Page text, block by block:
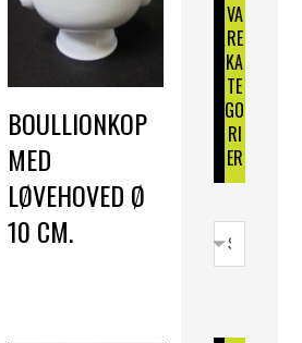
BOULLIONKOP
MED
LØVEHOVED Ø
10 CM.
VA
RE
KA
TE
GO
RI
ER